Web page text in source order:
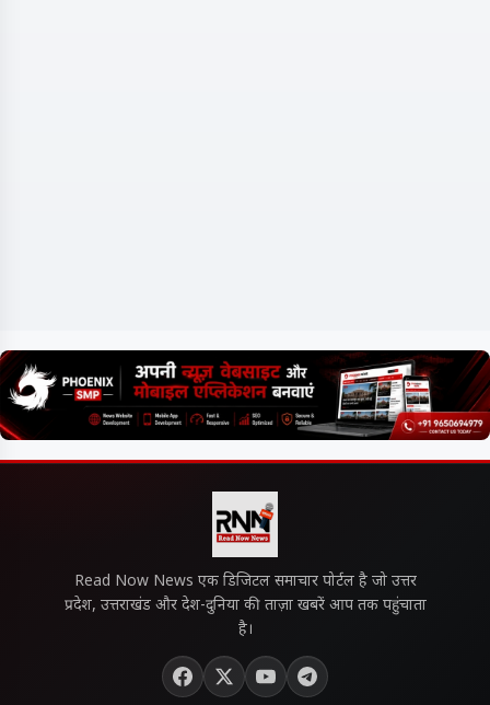
Read Now News एक डिजिटल समाचार पोर्टल है जो उत्तर
प्रदेश, उत्तराखंड और देश-दुनिया की ताज़ा खबरें आप तक पहुंचाता
है।